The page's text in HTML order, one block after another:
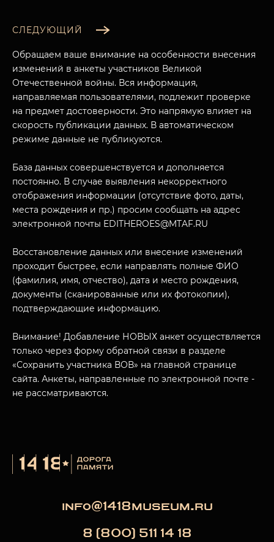
МУЗЕЙНЫЙ КОМПЛЕКС
ПОСЕТИТЕЛЯМ
СЛЕДУЮЩИЙ
Обращаем ваше внимание на особенности внесения
изменений в анкеты участников Великой
Отечественной войны. Вся информация,
направляемая пользователями, подлежит проверке
на предмет достоверности. Это напрямую влияет на
скорость публикации данных. В автоматическом
режиме данные не публикуются.
База данных совершенствуется и дополняется
постоянно. В случае выявления некорректного
отображения информации (отсутствие фото, даты,
места рождения и пр.) просим сообщать на адрес
электронной почты EDITHEROES@MTAF.RU
Восстановление данных или внесение изменений
проходит быстрее, если направлять полные ФИО
(фамилия, имя, отчество), дата и место рождения,
документы (сканированные или их фотокопии),
подтверждающие информацию.
Внимание! Добавление НОВЫХ анкет осуществляется
только через форму обратной связи в разделе
«Сохранить участника ВОВ» на главной странице
сайта. Анкеты, направленные по электронной почте -
не рассматриваются.
info@1418museum.ru
8 (800) 511 14 18